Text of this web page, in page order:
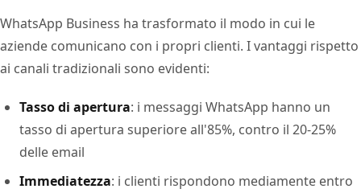
WhatsApp Business ha trasformato il modo in cui le
aziende comunicano con i propri clienti. I vantaggi rispetto
ai canali tradizionali sono evidenti:
Tasso di apertura: i messaggi WhatsApp hanno un
tasso di apertura superiore all'85%, contro il 20-25%
delle email
Immediatezza: i clienti rispondono mediamente entro